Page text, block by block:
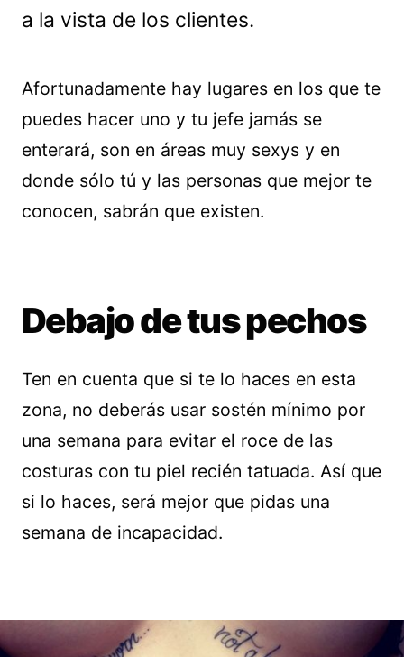
a la vista de los clientes.
Afortunadamente hay lugares en los que te
puedes hacer uno y tu jefe jamás se
enterará, son en áreas muy sexys y en
donde sólo tú y las personas que mejor te
conocen, sabrán que existen.
Debajo de tus pechos
Ten en cuenta que si te lo haces en esta
zona, no deberás usar sostén mínimo por
una semana para evitar el roce de las
costuras con tu piel recién tatuada. Así que
si lo haces, será mejor que pidas una
semana de incapacidad.